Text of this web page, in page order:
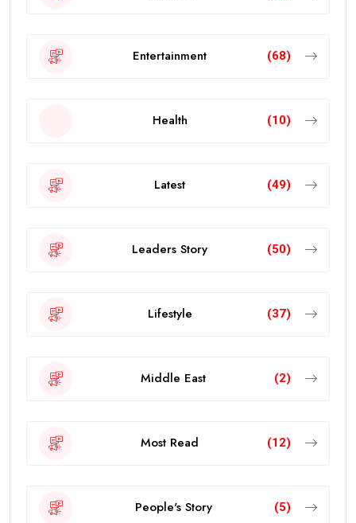
Entertainment (68)
Health (10)
Latest (49)
Leaders Story (50)
Lifestyle (37)
Middle East (2)
Most Read (12)
People's Story (5)